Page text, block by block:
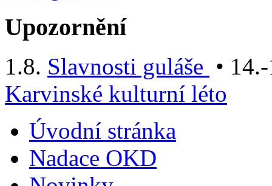
Upozornění
1.8. Slavnosti guláše •
Karvinské kulturní léto
Úvodní stránka
Nadace OKD